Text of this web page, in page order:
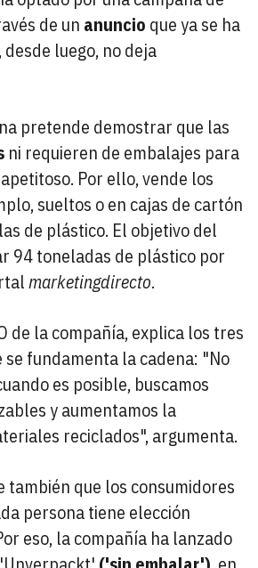
de un anuncio que ya se ha
desde luego, no deja
pretende demostrar que las
ni requieren de embalajes para
Por ello, vende los
sueltos o en cajas de cartón
de plástico. El objetivo del
94 toneladas de plástico por
marketingdirecto.
de la compañía, explica los tres
se fundamenta la cadena: "No
es posible, buscamos
y aumentamos la
reciclados", argumenta.
también que los consumidores
persona tiene elección
eso, la compañía ha lanzado